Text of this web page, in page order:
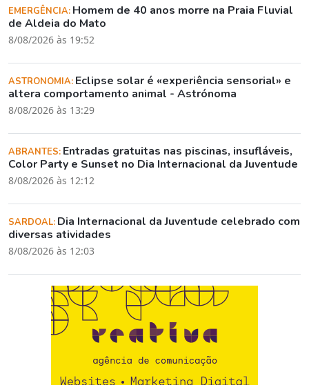
EMERGÊNCIA: Homem de 40 anos morre na Praia Fluvial
de Aldeia do Mato
8/08/2026 às 19:52
ASTRONOMIA: Eclipse solar é «experiência sensorial» e
altera comportamento animal - Astrónoma
8/08/2026 às 13:29
ABRANTES: Entradas gratuitas nas piscinas, insufláveis,
Color Party e Sunset no Dia Internacional da Juventude
8/08/2026 às 12:12
SARDOAL: Dia Internacional da Juventude celebrado com
diversas atividades
8/08/2026 às 12:03